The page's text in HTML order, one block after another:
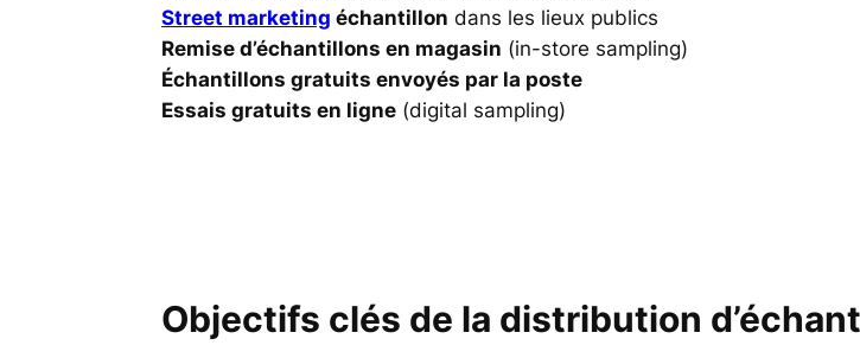
Street marketing échantillon dans les lieux publics
Remise d’échantillons en magasin (in-store sampling)
Échantillons gratuits envoyés par la poste
Essais gratuits en ligne (digital sampling)
Objectifs clés de la distribution